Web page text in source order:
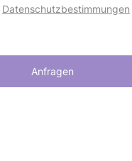
Datenschutzbestimmungen
Anfragen